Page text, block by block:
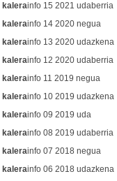
kalerainfo 15 2021 udaberria
kalerainfo 14 2020 negua
kalerainfo 13 2020 udazkena
kalerainfo 12 2020 udaberria
kalerainfo 11 2019 negua
kalerainfo 10 2019 udazkena
kalerainfo 09 2019 uda
kalerainfo 08 2019 udaberria
kalerainfo 07 2018 negua
kalerainfo 06 2018 udazkena